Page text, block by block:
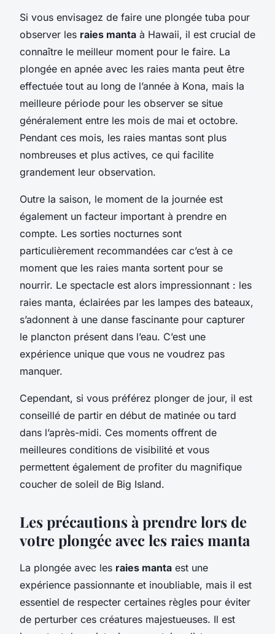
Si vous envisagez de faire une plongée tuba pour
observer les raies manta à Hawaii, il est crucial de
connaître le meilleur moment pour le faire. La
plongée en apnée avec les raies manta peut être
effectuée tout au long de l’année à Kona, mais la
meilleure période pour les observer se situe
généralement entre les mois de mai et octobre.
Pendant ces mois, les raies mantas sont plus
nombreuses et plus actives, ce qui facilite
grandement leur observation.
Outre la saison, le moment de la journée est
également un facteur important à prendre en
compte. Les sorties nocturnes sont
particulièrement recommandées car c’est à ce
moment que les raies manta sortent pour se
nourrir. Le spectacle est alors impressionnant : les
raies manta, éclairées par les lampes des bateaux,
s’adonnent à une danse fascinante pour capturer
le plancton présent dans l’eau. C’est une
expérience unique que vous ne voudrez pas
manquer.
Cependant, si vous préférez plonger de jour, il est
conseillé de partir en début de matinée ou tard
dans l’après-midi. Ces moments offrent de
meilleures conditions de visibilité et vous
permettent également de profiter du magnifique
coucher de soleil de Big Island.
Les précautions à prendre lors de
votre plongée avec les raies manta
La plongée avec les raies manta est une
expérience passionnante et inoubliable, mais il est
essentiel de respecter certaines règles pour éviter
de perturber ces créatures majestueuses. Il est